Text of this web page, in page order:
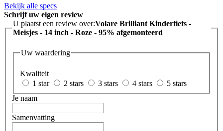
Bekijk alle specs
Schrijf uw eigen review
U plaatst een review over:Volare Brilliant Kinderfiets -
Meisjes - 14 inch - Roze - 95% afgemonteerd
Uw waardering
Kwaliteit
1 star
2 stars 3 stars 4 stars
5 stars
Je naam
Samenvatting